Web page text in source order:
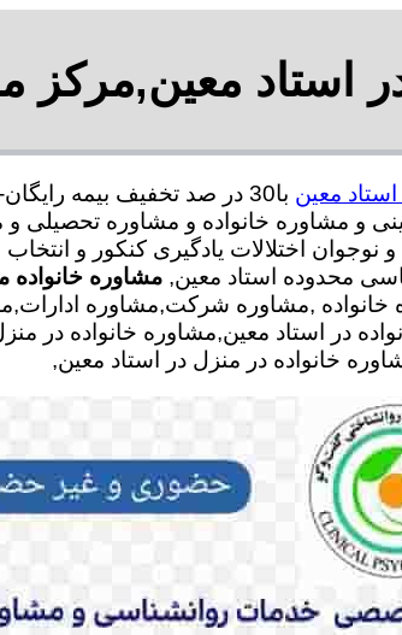
استاد معین,مرکز
معین
با30 در صد تخفیف بیمه
و مشاوره خانواده و مشاوره تحصیلی
اختلالات یادگیری کنکور و
محدوده استاد معین, مشاوره خانواده
خانواده ,مشاوره شرکت,مشاوره
در استاد معین,مشاوره خانواده در
خانواده در منزل در استاد معین,